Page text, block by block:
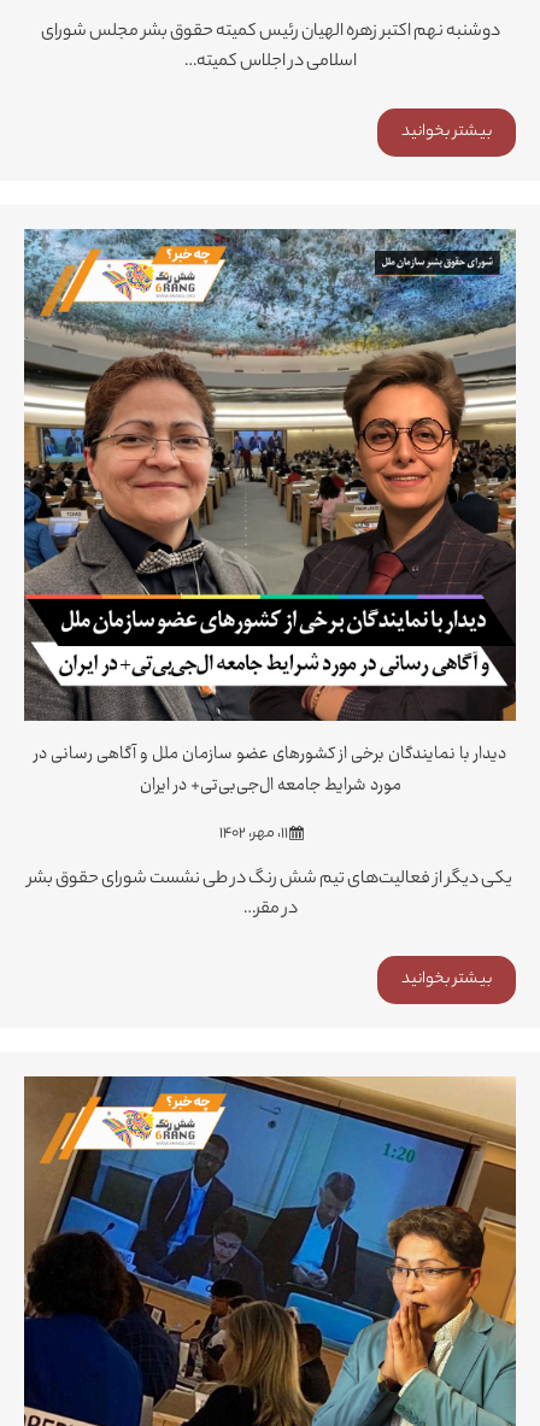
دوشنبه نهم اکتبر زهره الهیان رئیس کمیته حقوق بشر مجلس شورای
اسلامی در اجلاس کمیته…
بیشتر بخوانید
دیدار با نمایندگان برخی از کشورهای عضو سازمان ملل و آگاهی رسانی در
مورد شرایط جامعه ال‌جی‌بی‌تی+ در ایران
۱۱، مهر، ۱۴۰۲
یکی دیگر از فعالیت‌های تیم شش رنگ در طی نشست شورای حقوق بشر
در مقر…
بیشتر بخوانید